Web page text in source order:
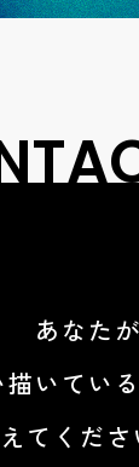
あなたが
描いてい
てくだ